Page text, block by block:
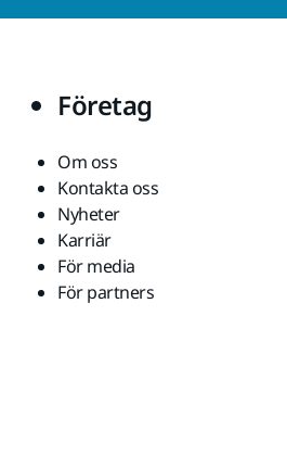
Företag
Om oss
Kontakta oss
Nyheter
Karriär
För media
För partners